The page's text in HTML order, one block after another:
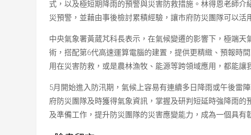
式，以及極短期降雨的預警與災害防救措施。林得恩老師
災預警，並藉由事後檢討累積經驗，讓市府防災團隊可以活
中央氣象署黃葳芃科長表示，在氣候變遷的影響下，極端
術，搭配第6代高速運算電腦的建置，提供更精緻、預報時
用在災害防救，或是農林漁牧、能源等跨領域應用，都能讓
5月開始進入防汛期，氣候上容易有連續多日降雨或午後雷
府防災團隊及時獲得氣象資訊，掌握及研判短延時強降雨
及準備工作，提升防災團隊的災害應變能力，成為一個具有